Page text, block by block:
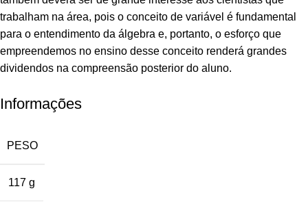
trabalham na área, pois o conceito de variável é fundamental
para o entendimento da álgebra e, portanto, o esforço que
empreendemos no ensino desse conceito renderá grandes
dividendos na compreensão posterior do aluno.
Informações
PESO
117 g